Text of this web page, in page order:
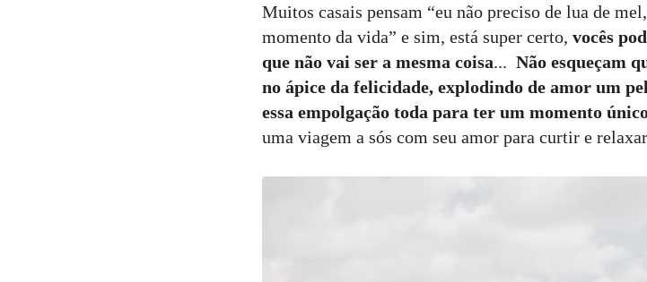
Muitos casais pensam “eu não preciso de lua de
momento da vida” e sim, está super certo, vocês
que não vai ser a mesma coisa... Não esqueçam
no ápice da felicidade, explodindo de amor um
essa empolgação toda para ter um momento
uma viagem a sós com seu amor para curtir e